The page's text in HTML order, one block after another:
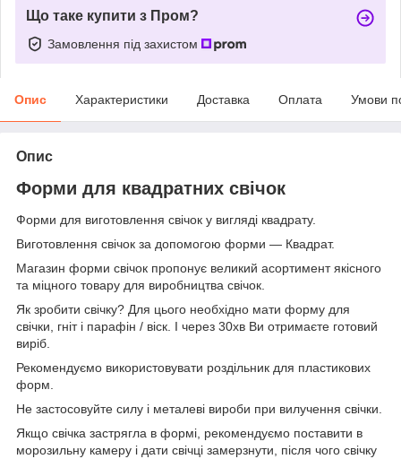
Що таке купити з Пром?
Замовлення під захистом
Опис Характеристики Доставка Оплата Умови
Опис
Форми для квадратних свічок
Форми для виготовлення свічок у вигляді квадрату.
Виготовлення свічок за допомогою форми — Квадрат.
Магазин форми cвічок пропонує великий асортимент якісного
та міцного товару для виробництва свічок.
Як зробити свічку? Для цього необхідно мати форму для
свічки, гніт і парафін / віск. І через 30хв Ви отримаєте готовий
виріб.
Рекомендуємо використовувати роздільник для пластикових
форм.
Не застосовуйте силу і металеві вироби при вилучення свічки.
Якщо свічка застрягла в формі, рекомендуємо поставити в
морозильну камеру і дати свічці замерзнути, після чого свічку